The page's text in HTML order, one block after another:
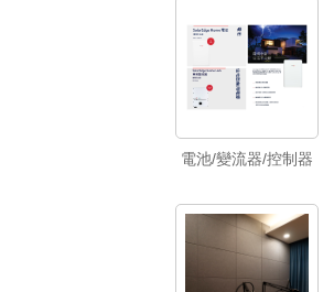
電池/變流器/控制器